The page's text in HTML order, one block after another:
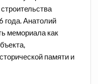
года. Анатолий
мемориала как
памяти и